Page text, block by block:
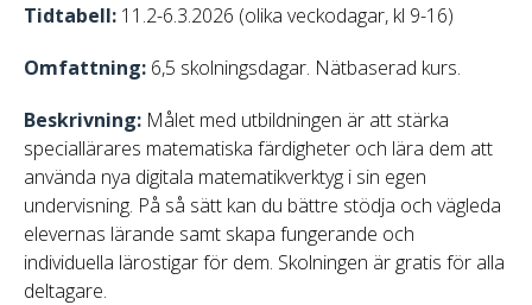
Tidtabell: 11.2-6.3.2026 (olika veckodagar, kl 9-16)
Omfattning: 6,5 skolningsdagar. Nätbaserad kurs.
Beskrivning: Målet med utbildningen är att stärka
speciallärares matematiska färdigheter och lära dem att
använda nya digitala matematikverktyg i sin egen
undervisning. På så sätt kan du bättre stödja och vägleda
elevernas lärande samt skapa fungerande och
individuella lärostigar för dem. Skolningen är gratis för alla
deltagare.